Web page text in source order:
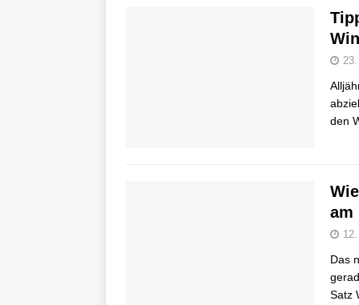
den
am
Das
Satz